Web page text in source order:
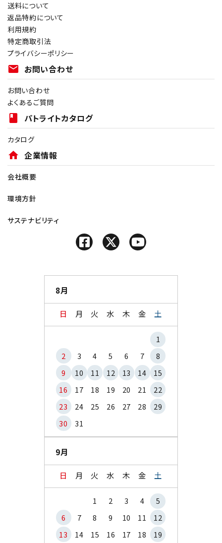
送料について
返品特約について
利用規約
特定商取引法
プライバシーポリシー
mail お問い合わせ
お問い合わせ
よくあるご質問
book パトライトカタログ
カタログ
home 企業情報
会社概要
環境方針
サステナビリティ
8月
日 月 火 水 木 金 土
1
2
3 4 5 6 7
8
9
10 11 12 13 14
15
16
17 18 19 20 21
22
23
24 25 26 27 28
29
30
31
9月
日 月 火 水 木 金 土
1 2 3 4
5
6
7 8 9 10 11
12
13
14 15 16 17 18 19